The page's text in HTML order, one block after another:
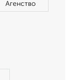
Агенство